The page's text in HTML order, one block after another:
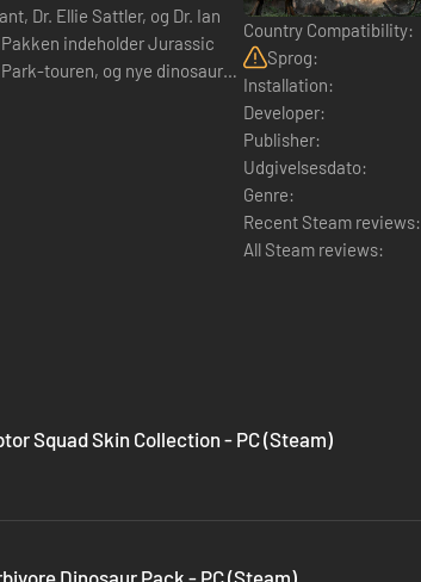
Dr. Ellie Sattler, og Dr. Ian
touren, og nye dinosaurer,
Country Compatibility:
Sprog:
Installation:
Developer:
Publisher:
Udgivelsesdato:
Genre:
Recent Steam reviews:
All Steam reviews:
Squad Skin Collection - PC (Steam)